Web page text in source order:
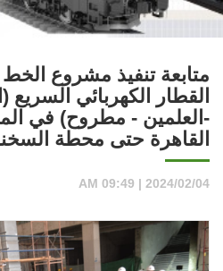
متابعة تنفيذ مشروع الخط
القطار الكهربائي السريع
-العلمين - مطروح) في
القاهرة حتى محطة السخنة
2024/02/04 | 09:49 AM